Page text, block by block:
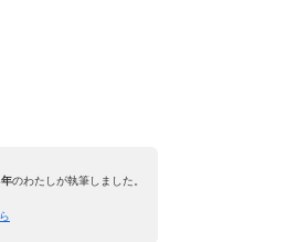
のわたしが執筆しました。